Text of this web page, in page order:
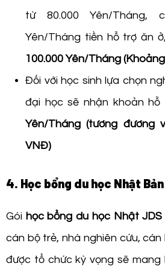
từ 80.000 Yên/Tháng,
Yên/Tháng tiền hỗ trợ ăn
100.000 Yên/Tháng
Đối với học sinh lựa chọn
đại học sẽ nhận khoản hỗ
Yên/Tháng (tương đương
VNĐ)
4. Học bổng du học Nhật
Gói học bổng du học Nhật JDS
cán bộ trẻ, nhà nghiên cứu,
được tổ chức kỳ vọng sẽ mang